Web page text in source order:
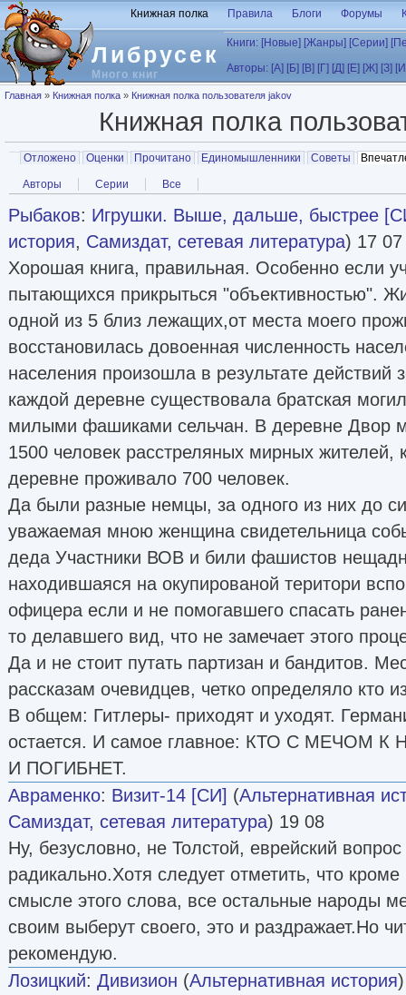
Перейти к основному содержанию
Либрусек
Много книг
Книжная полка Правила Блоги Форумы
Книги: [Новые] [Жанры] [Серии]
Авторы: [А] [Б] [В] [Г] [Д] [Е] [Ж] [З]
Вы здесь
Главная » Книжная полка » Книжная полка пользователя jakov
Книжная полка
Главные вкладки
Отложено Оценки Прочитано Единомышленники Советы
Вторичные вкладки
Авторы Серии Все
Рыбаков: Игрушки. Выше, дальше, быстрее
история, Самиздат, сетевая литература) 17 07
Хорошая книга, правильная. Особенно если
пытающихся прикрыться "объективностью".
одной из 5 близ лежащих,от места моего
восстановилась довоенная численность
населения произошла в результате действий
каждой деревне существовала братская
милыми фашиками сельчан. В деревне Двор
1500 человек расстреляных мирных жителей,
деревне проживало 700 человек.
Да были разные немцы, за одного из них до
уважаемая мною женщина свидетельница
деда Участники ВОВ и били фашистов
находившаяся на окупированой територи
офицера если и не помогавшего спасать
то делавшего вид, что не замечает этого
Да и не стоит путать партизан и бандитов.
рассказам очевидцев, четко определяло кто
В общем: Гитлеры- приходят и уходят.
остается. И самое главное: КТО С МЕЧОМ
И ПОГИБНЕТ.
Авраменко: Визит-14 [СИ] (Альтернативная
Самиздат, сетевая литература) 19 08
Ну, безусловно, не Толстой, еврейский
радикально.Хотя следует отметить, что
смысле этого слова, все остальные народы
своим выберут своего, это и раздражает.Но
рекомендую.
Лозицкий: Дивизион (Альтернативная история